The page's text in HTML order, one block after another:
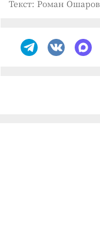
Текст: Роман Ошаров